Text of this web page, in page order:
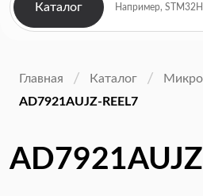
Каталог
Главная Каталог
AD7921AUJZ-REEL7